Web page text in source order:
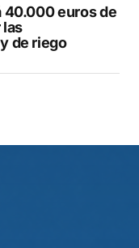
40.000 euros de
las
de riego